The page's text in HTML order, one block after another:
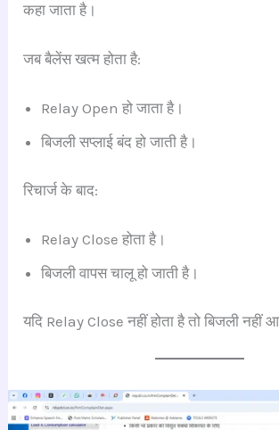
कहा जाता है।
जब बैलेंस खत्म होता है:
Relay Open हो जाता है।
बिजली सप्लाई बंद हो जाती है।
रिचार्ज के बाद:
Relay Close होता है।
बिजली वापस चालू हो जाती है।
यदि Relay Close नहीं होता है तो बिजली नहीं